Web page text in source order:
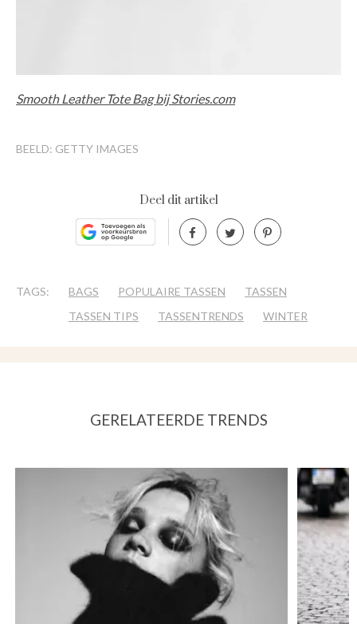
Smooth Leather Tote Bag bij Stories.com
BEELD: GETTY IMAGES
Deel dit artikel
TAGS: BAGS POPULAIRE TASSEN
TASSEN
TASSEN TIPS
TASSENTRENDS WINTER
GERELATEERDE TRENDS